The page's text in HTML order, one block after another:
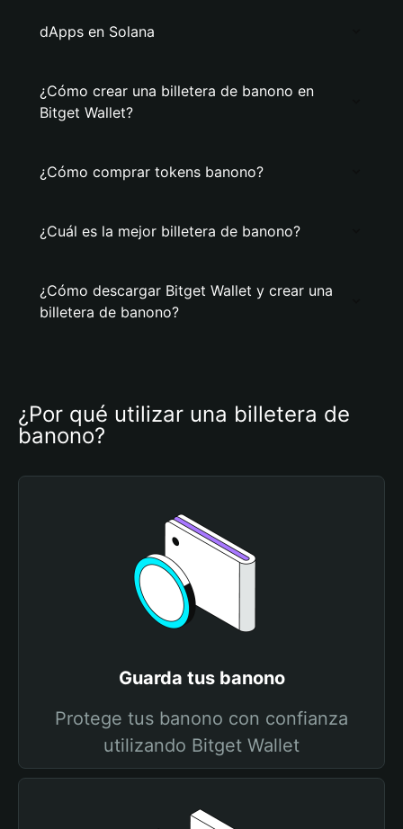
dApps en Solana
¿Cómo crear una billetera de banono en
Bitget Wallet?
¿Cómo comprar tokens banono?
¿Cuál es la mejor billetera de banono?
¿Cómo descargar Bitget Wallet y crear una
billetera de banono?
¿Por qué utilizar una billetera de
banono?
Guarda tus banono
Protege tus banono con confianza
utilizando Bitget Wallet